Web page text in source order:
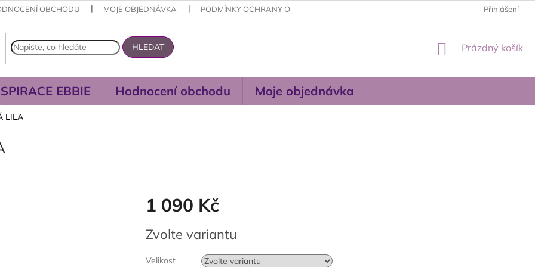
OBCHODU MOJE OBJEDNÁVKA PODMÍNKY OCHRANY OSOBNÍCH ÚDAJŮ Přihlášení
HLEDAT
NÁKUPNÍ
Prázdný košík
EBBIE Hodnocení obchodu Moje objednávka
LILA
1 090 Kč
cena:
Zvolte variantu
Velikost